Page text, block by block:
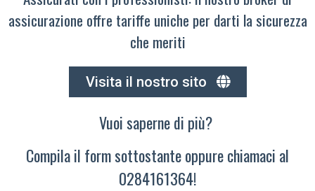
assicurazione offre tariffe uniche per darti la sicurezza
che meriti
Visita il nostro sito
Vuoi saperne di più?
Compila il form sottostante oppure chiamaci al
0284161364!